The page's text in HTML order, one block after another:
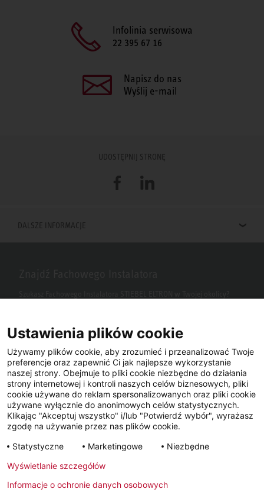
Infolinia serwisowa
22 395 67 16
Napisz do nas
Wyślij e-mail
UDOSTĘPNIJ STRONĘ
FacebookLinkedIn
DALSZE INFORMACJE
Facebook YouTube LinkedIn
Instagram
Ustawienia plików cookie
Używamy plików cookie, aby zrozumieć i przeanalizować Twoje
preferencje oraz zapewnić Ci jak najlepsze wykorzystanie
naszej strony. Obejmuje to pliki cookie niezbędne do działania
strony internetowej i kontroli naszych celów biznesowych, pliki
cookie używane do reklam spersonalizowanych oraz pliki cookie
używane wyłącznie do anonimowych celów statystycznych.
Klikając "Akceptuj wszystko" i/lub "Potwierdź wybór", wyrażasz
zgodę na używanie przez nas plików cookie.
Statystyczne
Marketingowe
Niezbędne
Wyświetlanie szczegółów
Informacje o ochronie danych osobowych